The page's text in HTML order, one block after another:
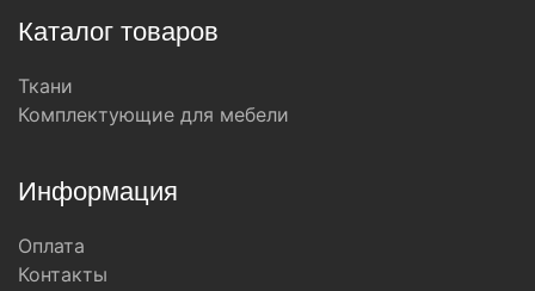
Каталог товаров
Ткани
Комплектующие для мебели
Информация
Оплата
Контакты